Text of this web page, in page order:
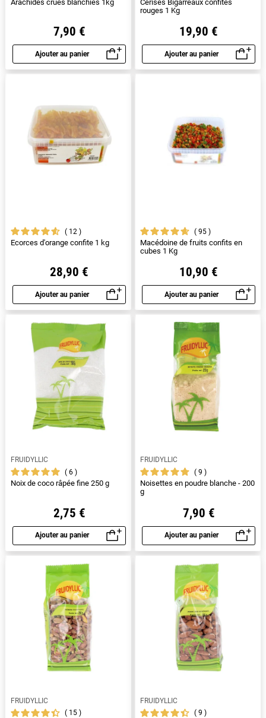
Arachides crues blanchies 1kg
7,90 €
Ajouter au panier
Aperçu rapide
Cerises Bigarreaux confites
rouges 1 Kg
19,90 €
Ajouter au panier
Aperçu rapide
12
Ecorces d'orange confite 1 kg
28,90 €
Ajouter au panier
Aperçu rapide
95
Macédoine de fruits confits en
cubes 1 Kg
10,90 €
Ajouter au panier
Aperçu rapide
FRUIDYLLIC
6
Noix de coco râpée fine 250 g
2,75 €
Ajouter au panier
Aperçu rapide
FRUIDYLLIC
9
Noisettes en poudre blanche - 200
g
7,90 €
Ajouter au panier
Aperçu rapide
FRUIDYLLIC
15
FRUIDYLLIC
9